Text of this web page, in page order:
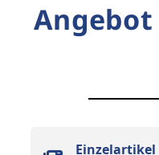
Einzelartikel